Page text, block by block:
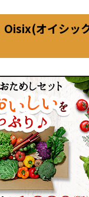
Oisix(オイシッ